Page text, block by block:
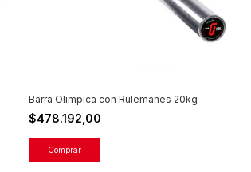
Barra Olimpica con Rulemanes 20kg
$478.192,00